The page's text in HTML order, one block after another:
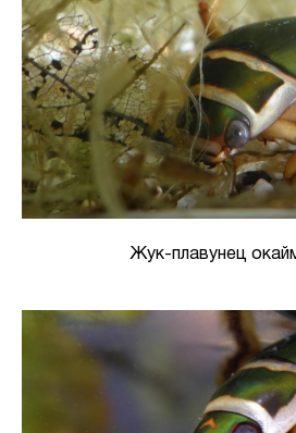
Жук-плавунец